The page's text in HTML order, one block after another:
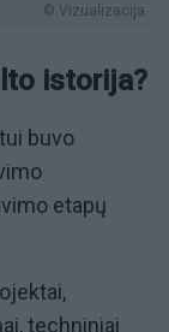
© Vizualizacija
istorija?
buvo
etapų
techniniai